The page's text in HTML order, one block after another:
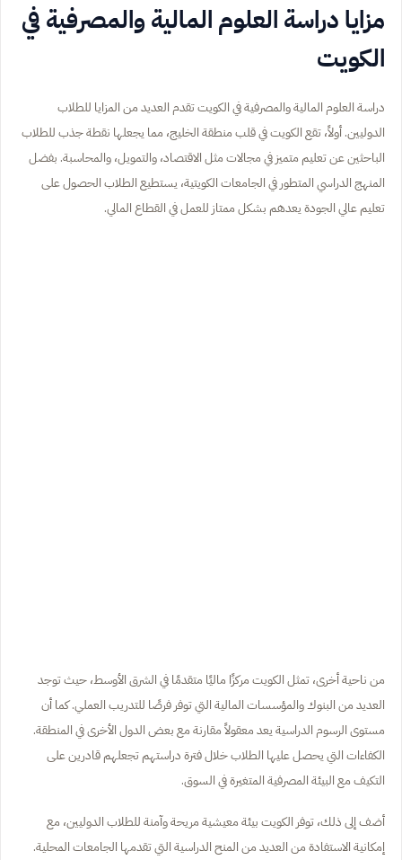
مزايا دراسة العلوم المالية والمصرفية في
الكويت
دراسة العلوم المالية والمصرفية في الكويت تقدم العديد من المزايا للطلاب
الدوليين. أولاً، تقع الكويت في قلب منطقة الخليج، مما يجعلها نقطة جذب للطلاب
الباحثين عن تعليم متميز في مجالات مثل الاقتصاد، والتمويل، والمحاسبة. بفضل
المنهج الدراسي المتطور في الجامعات الكويتية، يستطيع الطلاب الحصول على
تعليم عالي الجودة يعدهم بشكل ممتاز للعمل في القطاع المالي.
من ناحية أخرى، تمثل الكويت مركزًا ماليًا متقدمًا في الشرق الأوسط، حيث توجد
العديد من البنوك والمؤسسات المالية التي توفر فرصًا للتدريب العملي. كما أن
مستوى الرسوم الدراسية يعد معقولاً مقارنة مع بعض الدول الأخرى في المنطقة.
الكفاءات التي يحصل عليها الطلاب خلال فترة دراستهم تجعلهم قادرين على
التكيف مع البيئة المصرفية المتغيرة في السوق.
أضف إلى ذلك، توفر الكويت بيئة معيشية مريحة وآمنة للطلاب الدوليين، مع
إمكانية الاستفادة من العديد من المنح الدراسية التي تقدمها الجامعات المحلية.